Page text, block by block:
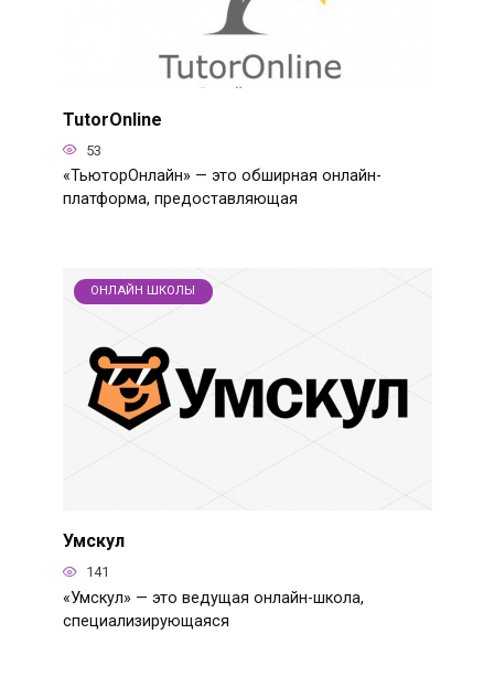
TutorOnline
53
«ТьюторОнлайн» — это обширная онлайн-
платформа, предоставляющая
ОНЛАЙН ШКОЛЫ
Умскул
141
«Умскул» — это ведущая онлайн-школа,
специализирующаяся